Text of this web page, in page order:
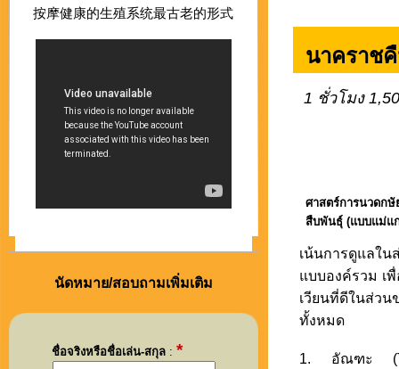
按摩健康的生殖系统最古老的形式
นัดหมาย/สอบถามเพิ่มเติม
ชื่อจริงหรือชื่อเล่น-สกุล :*
นาครา
1 ชั่วโมง
ศาสตร์การนวดกษั
สืบพันธุ์ (แบบแม่แ
เน้นการดูแลใ
แบบองค์รวม เ
เวียนที่ดีในส่วน
ทั้งหมด
1. อัณฑะ